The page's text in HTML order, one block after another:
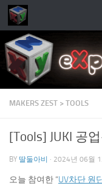
Skip to content
MAKERS ZEST > TOOLS
[Tools] JUKI 공
BY 딸둘아비 · 2024년 06월
오늘 참여한 “UV차단 원